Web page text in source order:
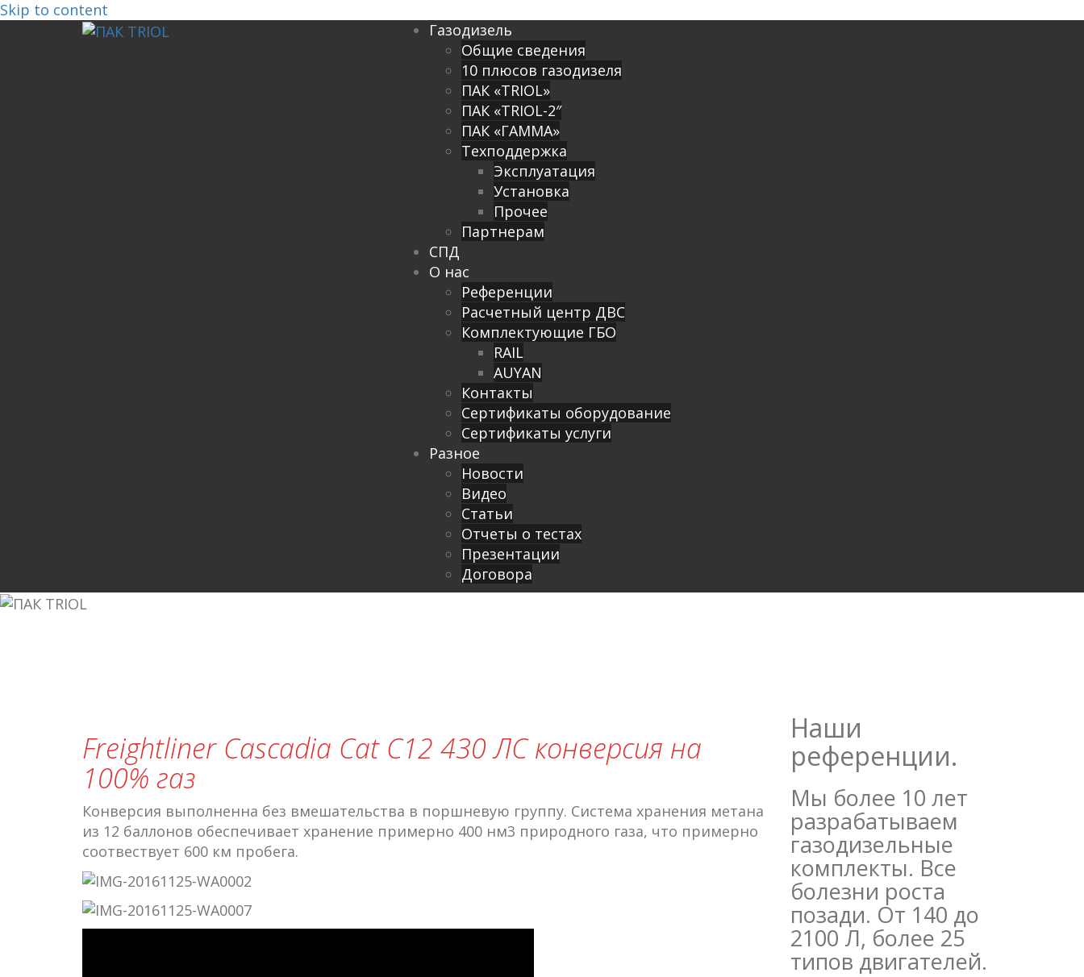
Skip to content
Газодизель
Общие сведения
10 плюсов газодизеля
ПАК «TRIOL»
ПАК «TRIOL-2″
ПАК «ГАММА»
Техподдержка
Эксплуатация
Установка
Прочее
Партнерам
СПД
О нас
Референции
Расчетный центр ДВС
Комплектующие ГБО
RAIL
AUYAN
Контакты
Сертификаты оборудование
Сертификаты услуги
Разное
Новости
Видео
Cтатьи
Отчеты о тестах
Презентации
Договора
Freightliner Cascadia Cat C12 430 ЛС конверсия на
100% газ
Конверсия выполненна без вмешательства в поршневую группу. Система хранения метана
из 12 баллонов обеспечивает хранение примерно 400 нм3 природного газа, что примерно
соотвествует 600 км пробега.
Наши
референции.
Мы более 10 лет
разрабатываем
газодизельные
комплекты. Все
болезни роста
позади. От 140 до
2100 Л, более 25
типов двигателей.